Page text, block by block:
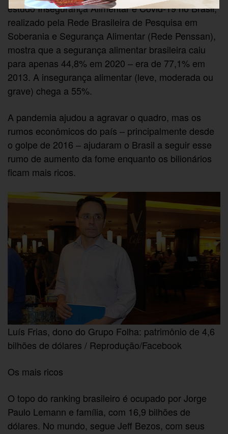
estudo Insegurança Alimentar e Covid-19 no Brasil,
realizado pela Rede Brasileira de Pesquisa em
Soberania e Segurança Alimentar (Rede Penssan),
mostra que a segurança alimentar brasileira caiu
para apenas 44,8% em 2020 – era de 77,1% em
2013. A insegurança alimentar (leve, moderada ou
grave) chega a 55%.
A pandemia ajudou a agravar o quadro, mas os
rumos econômicos do país – principalmente desde
o golpe de 2016 – ajudaram o Brasil a seguir esse
rumo de aumento da fome enquanto os bilionários
ficam mais ricos.
Luís Frias, dono do Grupo Folha: patrimônio de 4,6
bilhões de dólares / Reprodução/Facebook
Os mais ricos
O topo do ranking brasileiro é ocupado por Jorge
Paulo Lemann e família, com 16,9 bilhões de
dólares. No mundo, segue Jeff Bezos, com seus